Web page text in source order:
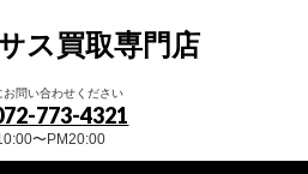
ス買取専門店
お問い合わせください
773-4321
〜PM20:00